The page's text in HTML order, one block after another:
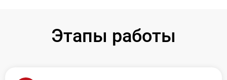
Этапы работы